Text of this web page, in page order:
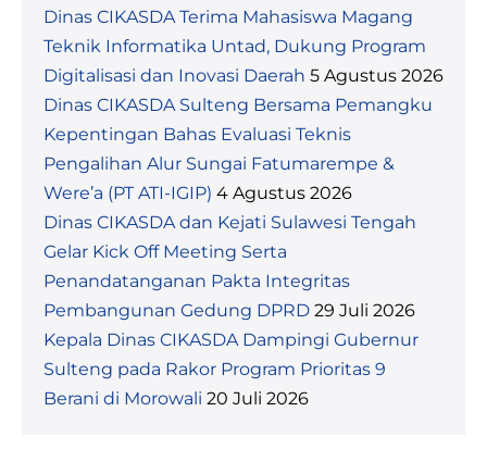
Dinas CIKASDA Terima Mahasiswa Magang
Teknik Informatika Untad, Dukung Program
Digitalisasi dan Inovasi Daerah 5 Agustus 2026
Dinas CIKASDA Sulteng Bersama Pemangku
Kepentingan Bahas Evaluasi Teknis
Pengalihan Alur Sungai Fatumarempe &
Were’a (PT ATI-IGIP) 4 Agustus 2026
Dinas CIKASDA dan Kejati Sulawesi Tengah
Gelar Kick Off Meeting Serta
Penandatanganan Pakta Integritas
Pembangunan Gedung DPRD 29 Juli 2026
Kepala Dinas CIKASDA Dampingi Gubernur
Sulteng pada Rakor Program Prioritas 9
Berani di Morowali 20 Juli 2026